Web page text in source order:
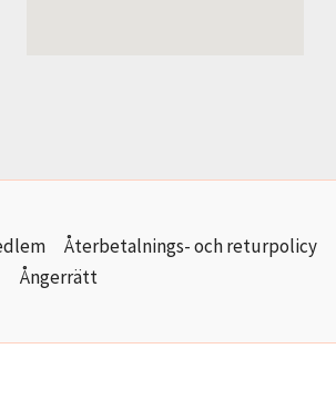
Återbetalnings- och returpolicy
Ångerrätt